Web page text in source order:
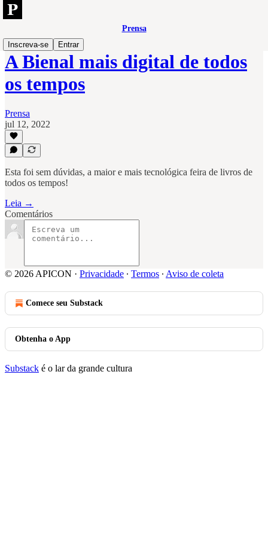
Prensa
Inscreva-se
Entrar
A Bienal mais digital de todos
os tempos
Prensa
jul 12, 2022
Esta foi sem dúvidas, a maior e mais tecnológica feira de livros de
todos os tempos!
Leia →
Comentários
© 2026 APICON · Privacidade ∙ Termos ∙ Aviso de coleta
Comece seu Substack
Obtenha o App
Substack é o lar da grande cultura